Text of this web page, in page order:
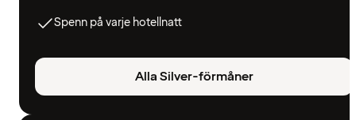
Spenn på varje hotellnatt
Alla Silver-förmåner